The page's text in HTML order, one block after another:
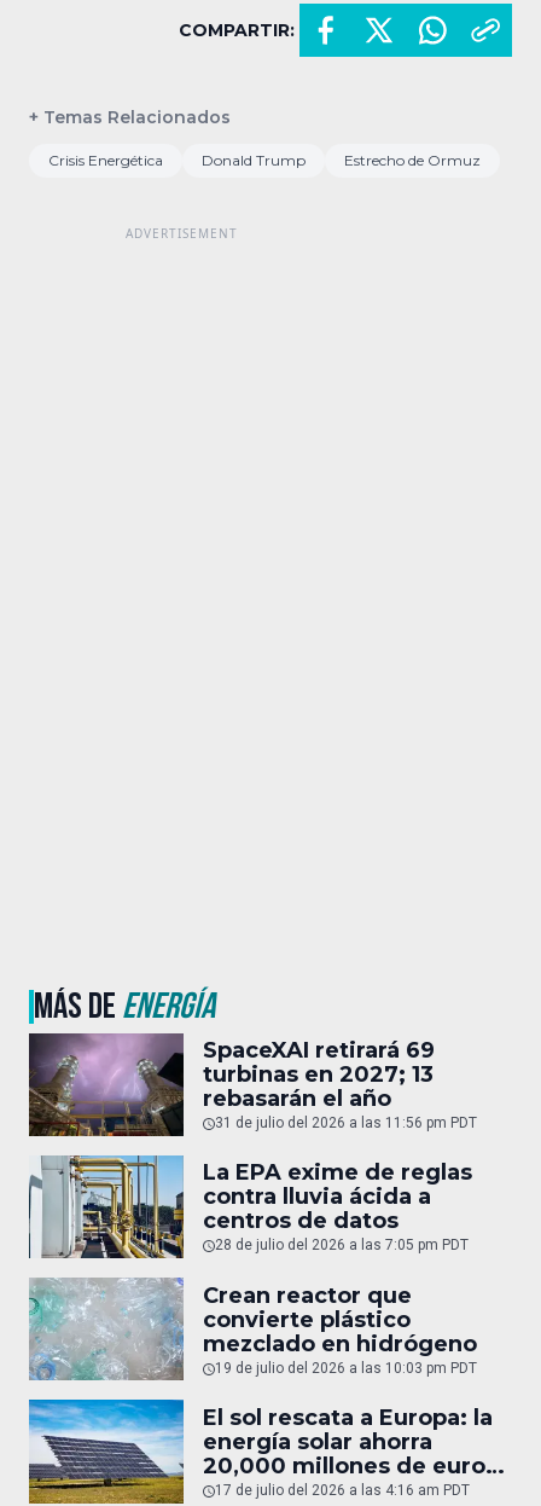
COMPARTIR:
+ Temas Relacionados
Crisis Energética Donald Trump Estrecho de Ormuz
MÁS DEENERGÍA
SpaceXAI retirará 69
turbinas en 2027; 13
rebasarán el año
31 de julio del 2026 a las 11:56 pm PDT
La EPA exime de reglas
contra lluvia ácida a
centros de datos
28 de julio del 2026 a las 7:05 pm PDT
Crean reactor que
convierte plástico
mezclado en hidrógeno
19 de julio del 2026 a las 10:03 pm PDT
El sol rescata a Europa: la
energía solar ahorra
20,000 millones de euros
en gas
17 de julio del 2026 a las 4:16 am PDT